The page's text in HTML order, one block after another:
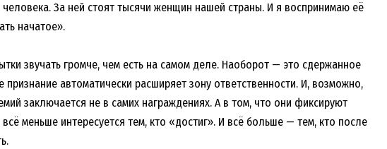
За ней стоят тысячи женщин нашей страны. И я воспринимаю её
начатое».
звучать громче, чем есть на самом деле. Наоборот — это сдержанное
признание автоматически расширяет зону ответственности. И, возможно,
заключается не в самих награждениях. А в том, что они фиксируют
меньше интересуется тем, кто «достиг». И всё больше — тем, кто после